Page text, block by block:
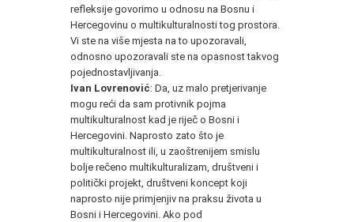
refleksije govorimo u odnosu na Bosnu i
Hercegovinu o multikulturalnosti tog prostora.
Vi ste na više mjesta na to upozoravali,
odnosno upozoravali ste na opasnost takvog
pojednostavljivanja.
Ivan Lovrenović: Da, uz malo pretjerivanje
mogu reći da sam protivnik pojma
multikulturalnost kad je riječ o Bosni i
Hercegovini. Naprosto zato što je
multikulturalnost ili, u zaoštrenijem smislu
bolje rečeno multikulturalizam, društveni i
politički projekt, društveni koncept koji
naprosto nije primjenjiv na praksu života u
Bosni i Hercegovini. Ako pod